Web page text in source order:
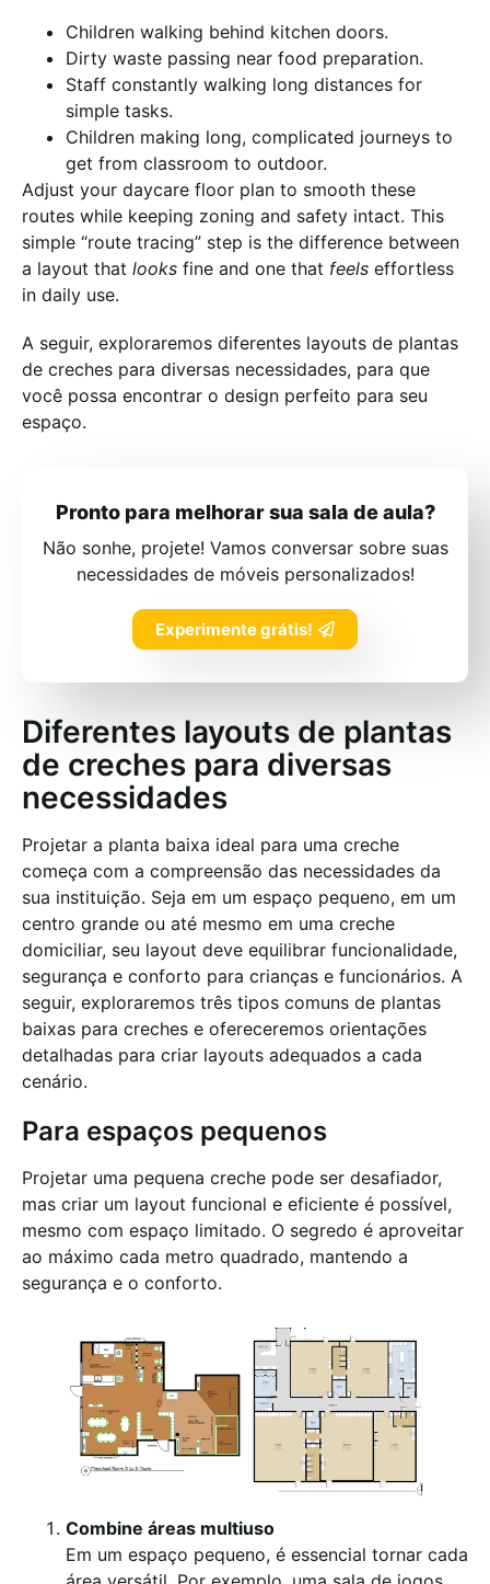
Children walking behind kitchen doors.
Dirty waste passing near food preparation.
Staff constantly walking long distances for
simple tasks.
Children making long, complicated journeys to
get from classroom to outdoor.
Adjust your daycare floor plan to smooth these
routes while keeping zoning and safety intact. This
simple “route tracing” step is the difference between
a layout that looks fine and one that feels effortless
in daily use.
A seguir, exploraremos diferentes layouts de plantas
de creches para diversas necessidades, para que
você possa encontrar o design perfeito para seu
espaço.
Pronto para melhorar sua sala de aula?
Não sonhe, projete! Vamos conversar sobre suas
necessidades de móveis personalizados!
Experimente grátis!
Diferentes layouts de plantas
de creches para diversas
necessidades
Projetar a planta baixa ideal para uma creche
começa com a compreensão das necessidades da
sua instituição. Seja em um espaço pequeno, em um
centro grande ou até mesmo em uma creche
domiciliar, seu layout deve equilibrar funcionalidade,
segurança e conforto para crianças e funcionários. A
seguir, exploraremos três tipos comuns de plantas
baixas para creches e ofereceremos orientações
detalhadas para criar layouts adequados a cada
cenário.
Para espaços pequenos
Projetar uma pequena creche pode ser desafiador,
mas criar um layout funcional e eficiente é possível,
mesmo com espaço limitado. O segredo é aproveitar
ao máximo cada metro quadrado, mantendo a
segurança e o conforto.
Combine áreas multiuso
Em um espaço pequeno, é essencial tornar cada